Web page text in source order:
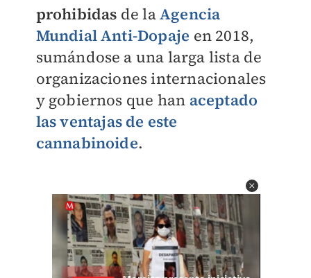
prohibidas de laAgencia
Mundial Anti-Dopaje en 2018,
sumándose a una larga lista de
organizaciones internacionales
y gobiernos que han aceptado
las ventajas de este
cannabinoide.